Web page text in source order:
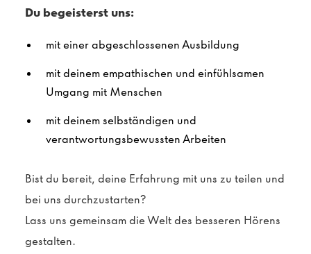
Du begeisterst uns:
mit einer abgeschlossenen Ausbildung
mit deinem empathischen und einfühlsamen
Umgang mit Menschen
mit deinem selbständigen und
verantwortungsbewussten Arbeiten
Bist du bereit, deine Erfahrung mit uns zu teilen und
bei uns durchzustarten?
Lass uns gemeinsam die Welt des besseren Hörens
gestalten.